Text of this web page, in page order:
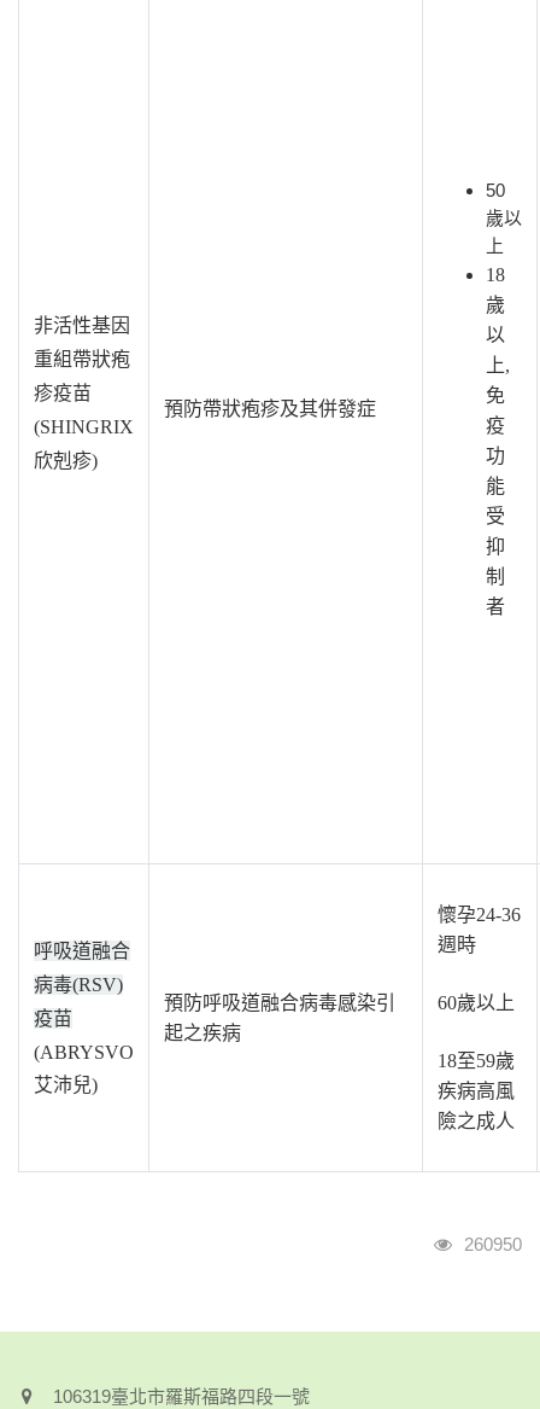
非活性基因
重組帶狀疱
疹疫苗
(SHINGRIX
欣剋疹)
預防帶狀疱疹及其併發症
50
歲以
上
18
歲
以
上,
免
疫
功
能
受
抑
制
者
呼吸道融合
病毒(RSV)
疫苗
(ABRYSVO
艾沛兒)
預防呼吸道融合病毒感染引
起之疾病
懷孕24-36
週時
60歲以上
18至59歲
疾病高風
險之成人
瀏覽人次
260950
106319臺北市羅斯福路四段一號